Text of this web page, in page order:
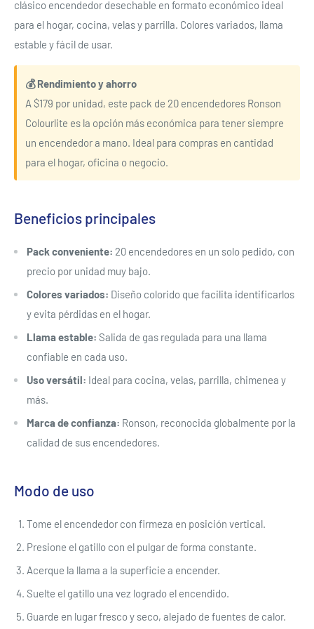
clásico encendedor desechable en formato económico ideal
para el hogar, cocina, velas y parrilla. Colores variados, llama
estable y fácil de usar.
💰 Rendimiento y ahorro
A $179 por unidad, este pack de 20 encendedores Ronson
Colourlite es la opción más económica para tener siempre
un encendedor a mano. Ideal para compras en cantidad
para el hogar, oficina o negocio.
Beneficios principales
Pack conveniente: 20 encendedores en un solo pedido, con
precio por unidad muy bajo.
Colores variados: Diseño colorido que facilita identificarlos
y evita pérdidas en el hogar.
Llama estable: Salida de gas regulada para una llama
confiable en cada uso.
Uso versátil: Ideal para cocina, velas, parrilla, chimenea y
más.
Marca de confianza: Ronson, reconocida globalmente por la
calidad de sus encendedores.
Modo de uso
Tome el encendedor con firmeza en posición vertical.
Presione el gatillo con el pulgar de forma constante.
Acerque la llama a la superficie a encender.
Suelte el gatillo una vez logrado el encendido.
Guarde en lugar fresco y seco, alejado de fuentes de calor.